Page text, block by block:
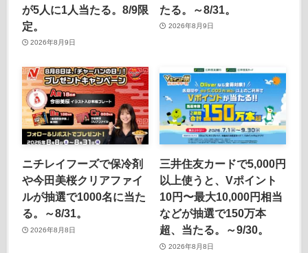
が5人に1人当たる。8/9限
定。
2026年8月9日
たる。～8/31。
2026年8月9日
ニチレイフーズで保冷剤
や今田美桜クリアファイ
ルが抽選で1000名に当た
る。～8/31。
2026年8月8日
三井住友カードで5,000円
以上使うと、Vポイント
10円〜最大10,000円相当
などが抽選で150万本
超、当たる。～9/30。
2026年8月8日